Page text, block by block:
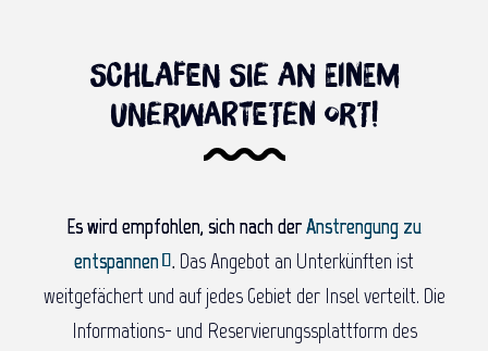
Schlafen Sie an einem
unerwarteten Ort!
Es wird empfohlen, sich nach derAnstrengung zu
entspannen . Das Angebot an Unterkünften ist
weitgefächert und auf jedes Gebiet der Insel verteilt. Die
Informations- und Reservierungssplattform des